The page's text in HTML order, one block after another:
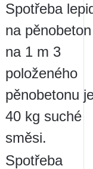
Spotřeba
na pěnobeton
na 1 m 3
položeného
pěnobetonu
40 kg suché
směsi.
Spotřeba